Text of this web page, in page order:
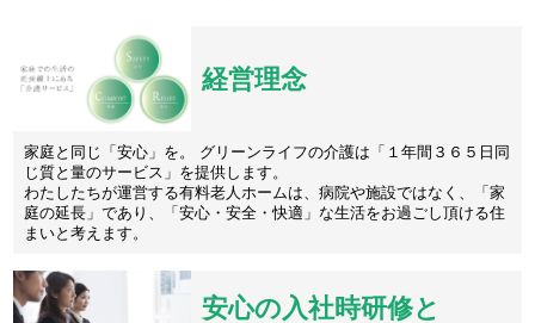
経営理念
家庭と同じ「安心」を。 グリーンライフの介護は「１年間３６５日同
じ質と量のサービス」を提供します。
わたしたちが運営する有料老人ホームは、病院や施設ではなく、「家
庭の延長」であり、「安心・安全・快適」な生活をお過ごし頂ける住
まいと考えます。
安心の入社時研修と